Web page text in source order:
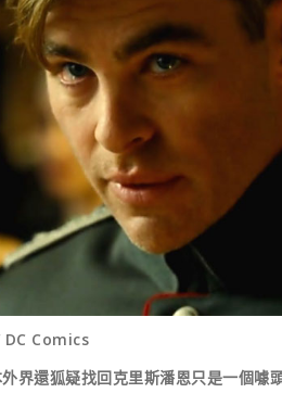
Comics
還狐疑找回克里斯潘恩只是一個噱